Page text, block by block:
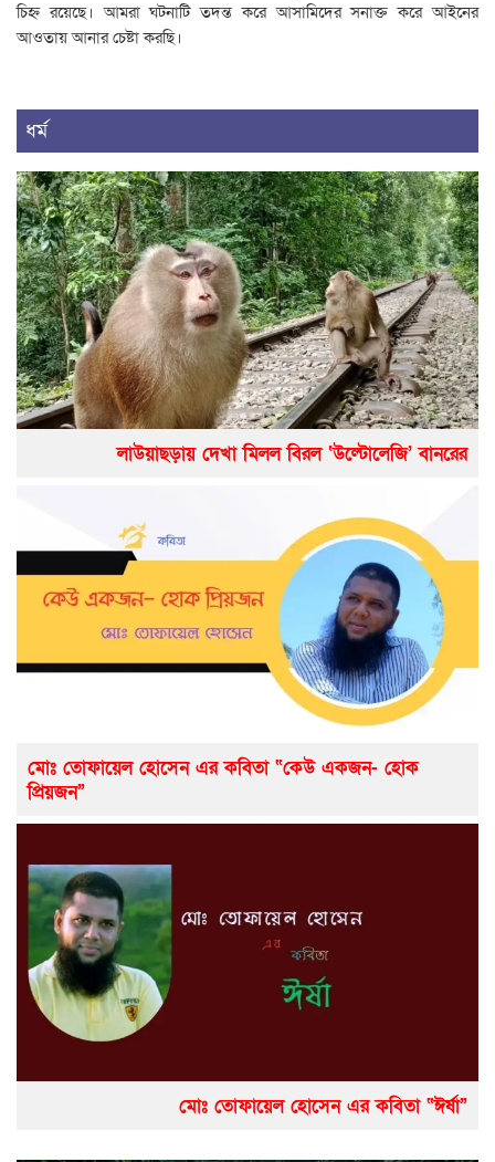
চিহ্ন রয়েছে। আমরা ঘটনাটি তদন্ত করে আসামিদের সনাক্ত করে আইনের
আওতায় আনার চেষ্টা করছি।
ধর্ম
লাউয়াছড়ায় দেখা মিলল বিরল ‘উল্টোলেজি’ বানরের
মোঃ তোফায়েল হোসেন এর কবিতা “কেউ একজন- হোক
প্রিয়জন”
মোঃ তোফায়েল হোসেন এর কবিতা “ঈর্ষা”